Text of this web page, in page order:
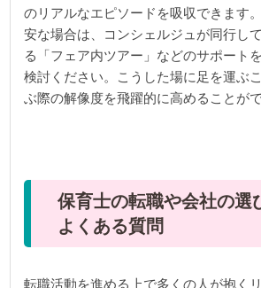
のリアルなエピソードを吸収できます
安な場合は、コンシェルジュが同行し
る「フェア内ツアー」などのサポート
検討ください。こうした場に足を運ぶ
ぶ際の解像度を飛躍的に高めることがで
保育士の転職や会社の選
よくある質問
転職活動を進める上で多くの人が抱く